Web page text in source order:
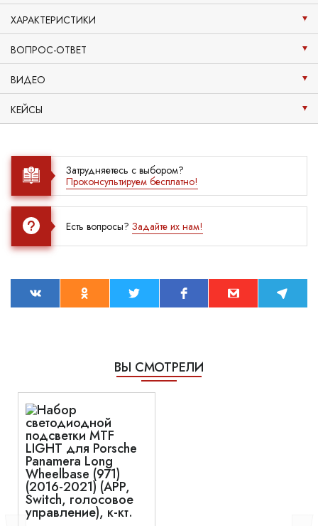
ХАРАКТЕРИСТИКИ
ВОПРОС-ОТВЕТ
ВИДЕО
КЕЙСЫ
Затрудняетесь с выбором?
Проконсультируем бесплатно!
Есть вопросы? Задайте их нам!
ВЫ СМОТРЕЛИ